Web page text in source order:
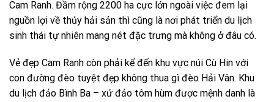
Cam Ranh. Đầm rộng 2200 ha cực lớn ngoài việc đem lại
nguồn lợi về thủy hải sản thì cũng là nơi phát triển du lịch
sinh thái tự nhiên mang nét đặc trưng mà không ở đâu có.
Vẻ đẹp Cam Ranh còn phải kể đến khu vực núi Cù Hin với
con đường đèo tuyệt đẹp không thua gì đèo Hải Vân. Khu
du lịch đảo Bình Ba – xứ đảo tôm hùm được mệnh danh là